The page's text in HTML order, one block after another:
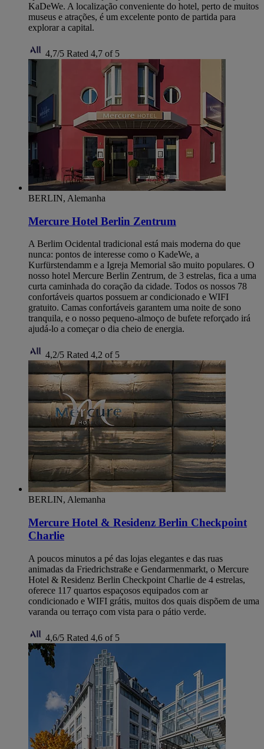
KaDeWe. A localização conveniente do hotel, perto de muitos
museus e atrações, é um excelente ponto de partida para
explorar a capital.
4,7/5 Rated 4,7 of 5
BERLIN, Alemanha
Mercure Hotel Berlin Zentrum
A Berlim Ocidental tradicional está mais moderna do que
nunca: pontos de interesse como o KadeWe, a
Kurfürstendamm e a Igreja Memorial são muito populares. O
nosso hotel Mercure Berlin Zentrum, de 3 estrelas, fica a uma
curta caminhada do coração da cidade. Todos os nossos 78
confortáveis ​​quartos possuem ar condicionado e WIFI
gratuito. Camas confortáveis ​​​​garantem uma noite de sono
tranquila, e o nosso pequeno-almoço de bufete reforçado irá
ajudá-lo a começar o dia cheio de energia.
4,2/5 Rated 4,2 of 5
BERLIN, Alemanha
Mercure Hotel & Residenz Berlin Checkpoint
Charlie
A poucos minutos a pé das lojas elegantes e das ruas
animadas da Friedrichstraße e Gendarmenmarkt, o Mercure
Hotel & Residenz Berlin Checkpoint Charlie de 4 estrelas,
oferece 117 quartos espaçosos equipados com ar
condicionado e WIFI grátis, muitos dos quais dispõem de uma
varanda ou terraço com vista para o pátio verde.
4,6/5 Rated 4,6 of 5